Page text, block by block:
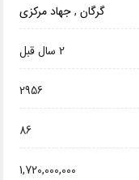
گرگان,جهاد مرکزی
2 سال قبل
2956
86
1,720,000,000